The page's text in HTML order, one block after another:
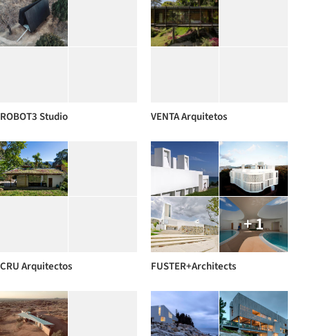
ROBOT3 Studio VENTA Arquitetos
CRU Arquitectos
+ 1
FUSTER+Architects